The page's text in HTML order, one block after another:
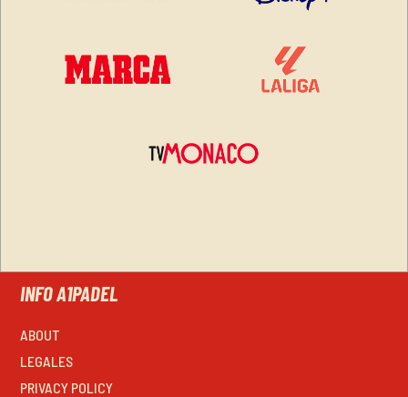
INFO A1PADEL
ABOUT
LEGALES
PRIVACY POLICY